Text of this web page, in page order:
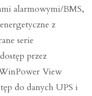
alarmowymi/BMS,
z
serie
przez
View
do danych UPS i